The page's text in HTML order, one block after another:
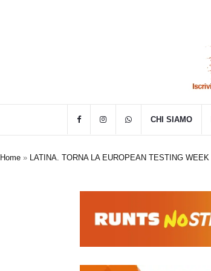
CHI SIAMO
Home » LATINA. TORNA LA EUROPEAN TESTING WEEK